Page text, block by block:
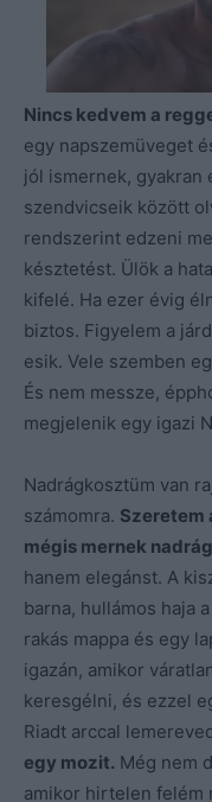
Nincs kedvem a
egy napszemüveget
jól ismernek, gyakran
szendvicseik között
rendszerint edzeni
késztetést. Ülök a
kifelé. Ha ezer évig
biztos. Figyelem a
esik. Vele szemben
És nem messze,
megjelenik egy igazi
Nadrágkosztüm van
számomra. Szeretem
mégis mernek
hanem elegánst. A
barna, hullámos haja
rakás mappa és egy
igazán, amikor
keresgélni, és ezzel
Riadt arccal
egy mozit. Még nem
amikor hirtelen felém